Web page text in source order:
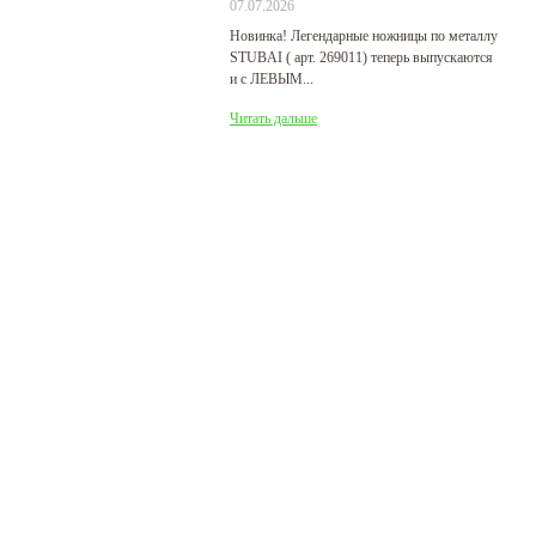
07.07.2026
Новинка! Легендарные ножницы по металлу
STUBAI ( арт. 269011) теперь выпускаются
и с ЛЕВЫМ...
Читать дальше